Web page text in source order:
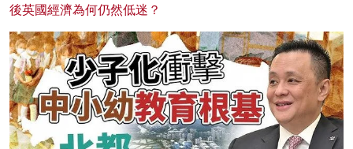
後英國經濟為何仍然低迷？